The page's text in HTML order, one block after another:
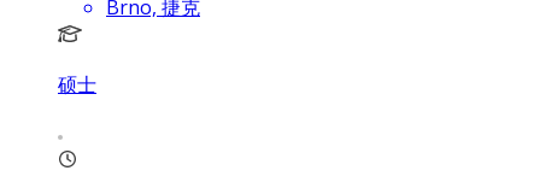
Brno, 捷克
硕士